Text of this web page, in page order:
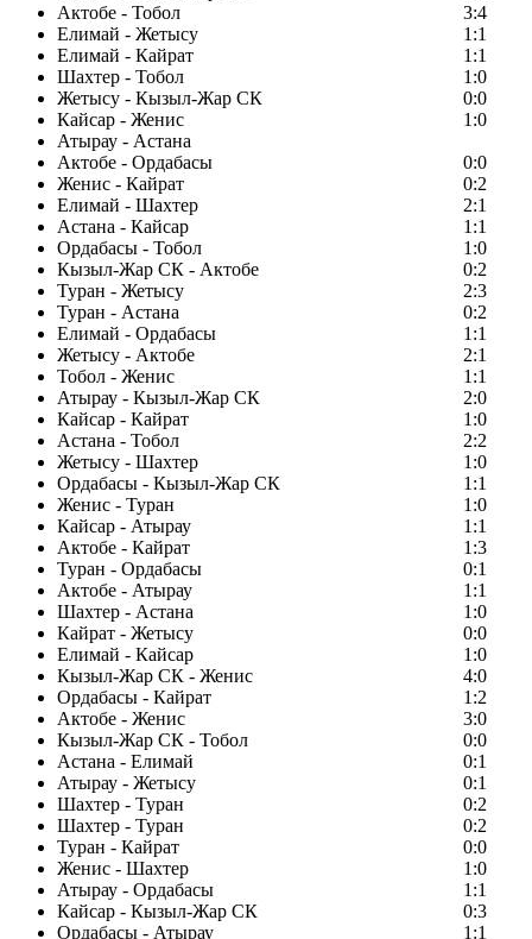
Актобе - Тобол
3:4
Елимай - Жетысу
1:1
Елимай - Кайрат
1:1
Шахтер - Тобол
1:0
Жетысу - Кызыл-Жар СК
0:0
Кайсар - Женис
1:0
Атырау - Астана
Актобе - Ордабасы
0:0
Женис - Кайрат
0:2
Елимай - Шахтер
2:1
Астана - Кайсар
1:1
Ордабасы - Тобол
1:0
Кызыл-Жар СК - Актобе
0:2
Туран - Жетысу
2:3
Туран - Астана
0:2
Елимай - Ордабасы
1:1
Жетысу - Актобе
2:1
Тобол - Женис
1:1
Атырау - Кызыл-Жар СК
2:0
Кайсар - Кайрат
1:0
Астана - Тобол
2:2
Жетысу - Шахтер
1:0
Ордабасы - Кызыл-Жар СК
1:1
Женис - Туран
1:0
Кайсар - Атырау
1:1
Актобе - Кайрат
1:3
Туран - Ордабасы
0:1
Актобе - Атырау
1:1
Шахтер - Астана
1:0
Кайрат - Жетысу
0:0
Елимай - Кайсар
1:0
Кызыл-Жар СК - Женис
4:0
Ордабасы - Кайрат
1:2
Актобе - Женис
3:0
Кызыл-Жар СК - Тобол
0:0
Астана - Елимай
0:1
Атырау - Жетысу
0:1
Шахтер - Туран
0:2
Шахтер - Туран
0:2
Туран - Кайрат
0:0
Женис - Шахтер
1:0
Атырау - Ордабасы
1:1
Кайсар - Кызыл-Жар СК
0:3
Ордабасы - Атырау
1:1